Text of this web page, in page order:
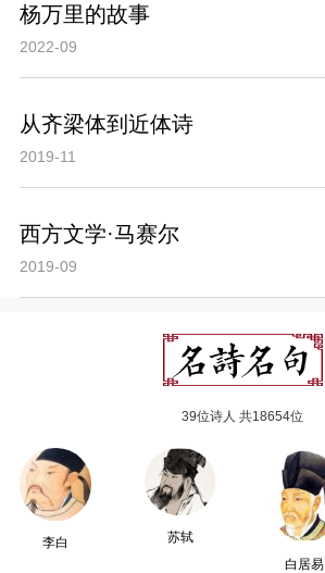
杨万里的故事
2022-09
从齐梁体到近体诗
2019-11
西方文学·马赛尔
2019-09
39位诗人 共18654位
李白
苏轼
白居易